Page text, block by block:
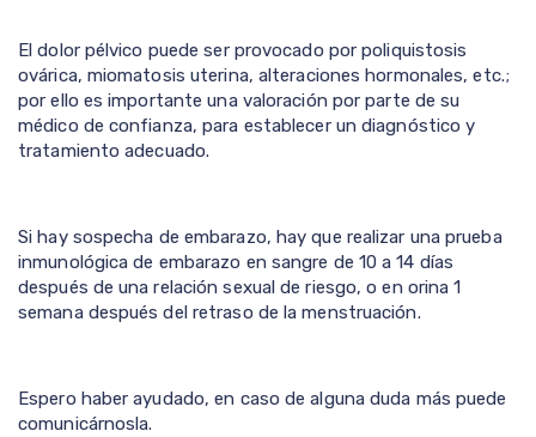
El dolor pélvico puede ser provocado por poliquistosis
ovárica, miomatosis uterina, alteraciones hormonales, etc.;
por ello es importante una valoración por parte de su
médico de confianza, para establecer un diagnóstico y
tratamiento adecuado.
Si hay sospecha de embarazo, hay que realizar una prueba
inmunológica de embarazo en sangre de 10 a 14 días
después de una relación sexual de riesgo, o en orina 1
semana después del retraso de la menstruación.
Espero haber ayudado, en caso de alguna duda más puede
comunicárnosla.